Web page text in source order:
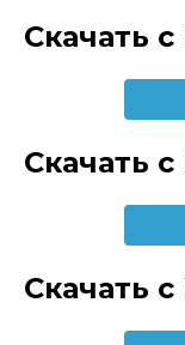
Скачать
Скачать
Скачать